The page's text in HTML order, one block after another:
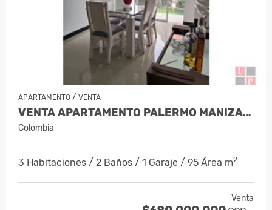
APARTAMENTO / VENTA
VENTA APARTAMENTO PALERMO MANIZALES,…
Colombia
3 Habitaciones / 2 Baños / 1 Garaje / 95 Área m2
Venta